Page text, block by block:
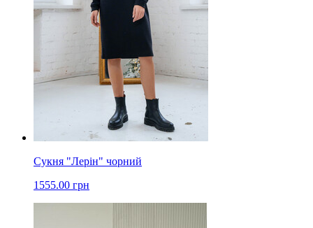
Сукня "Лерін" чорний
1555.00 грн